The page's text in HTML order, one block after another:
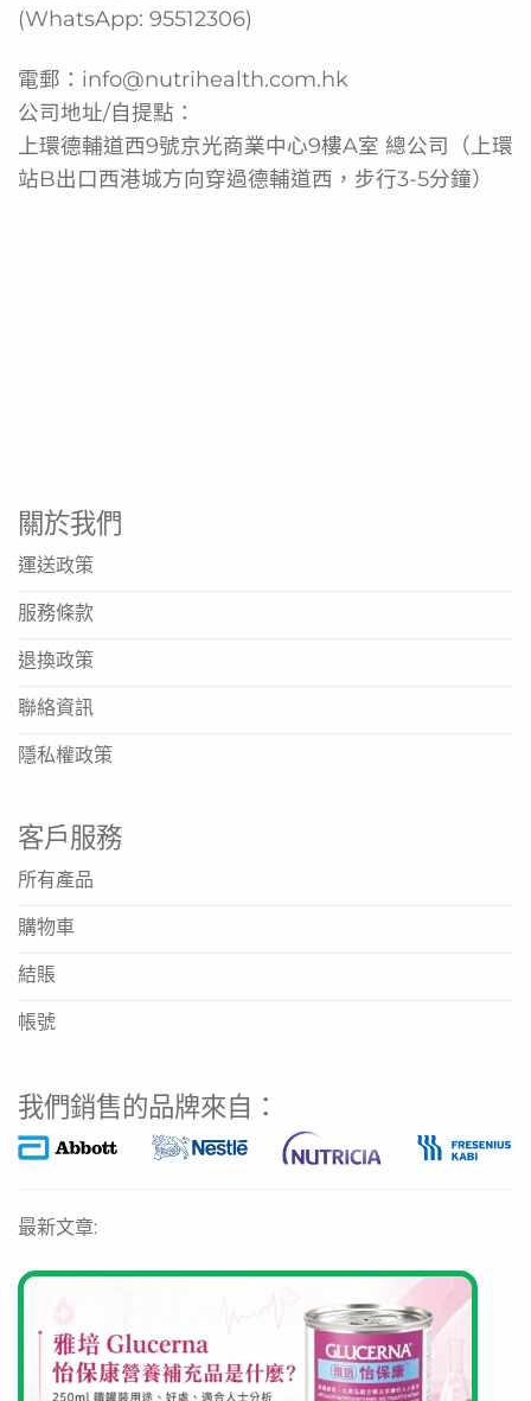
(WhatsApp: 95512306)
電郵： info@nutrihealth.com.hk
公司地址/自提點：
上環德輔道西9號京光商業中心9樓A室 總公司（上環
站B出口西港城方向穿過德輔道西，步行3-5分鐘）
關於我們
運送政策
服務條款
退換政策
聯絡資訊
隱私權政策
客戶服務
所有產品
購物車
結賬
帳號
我們銷售的品牌來自：
最新文章: